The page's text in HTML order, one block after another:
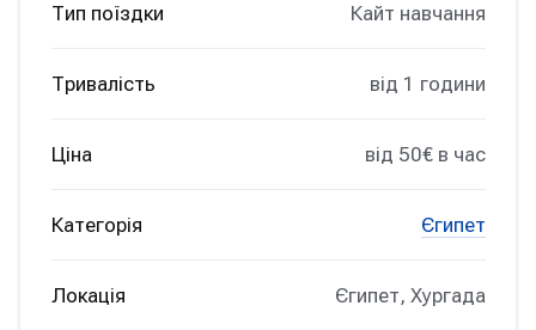
Тип поїздки Кайт навчання
Тривалість від 1 години
Ціна від 50€ в час
Категорія Єгипет
Локація Єгипет, Хургада